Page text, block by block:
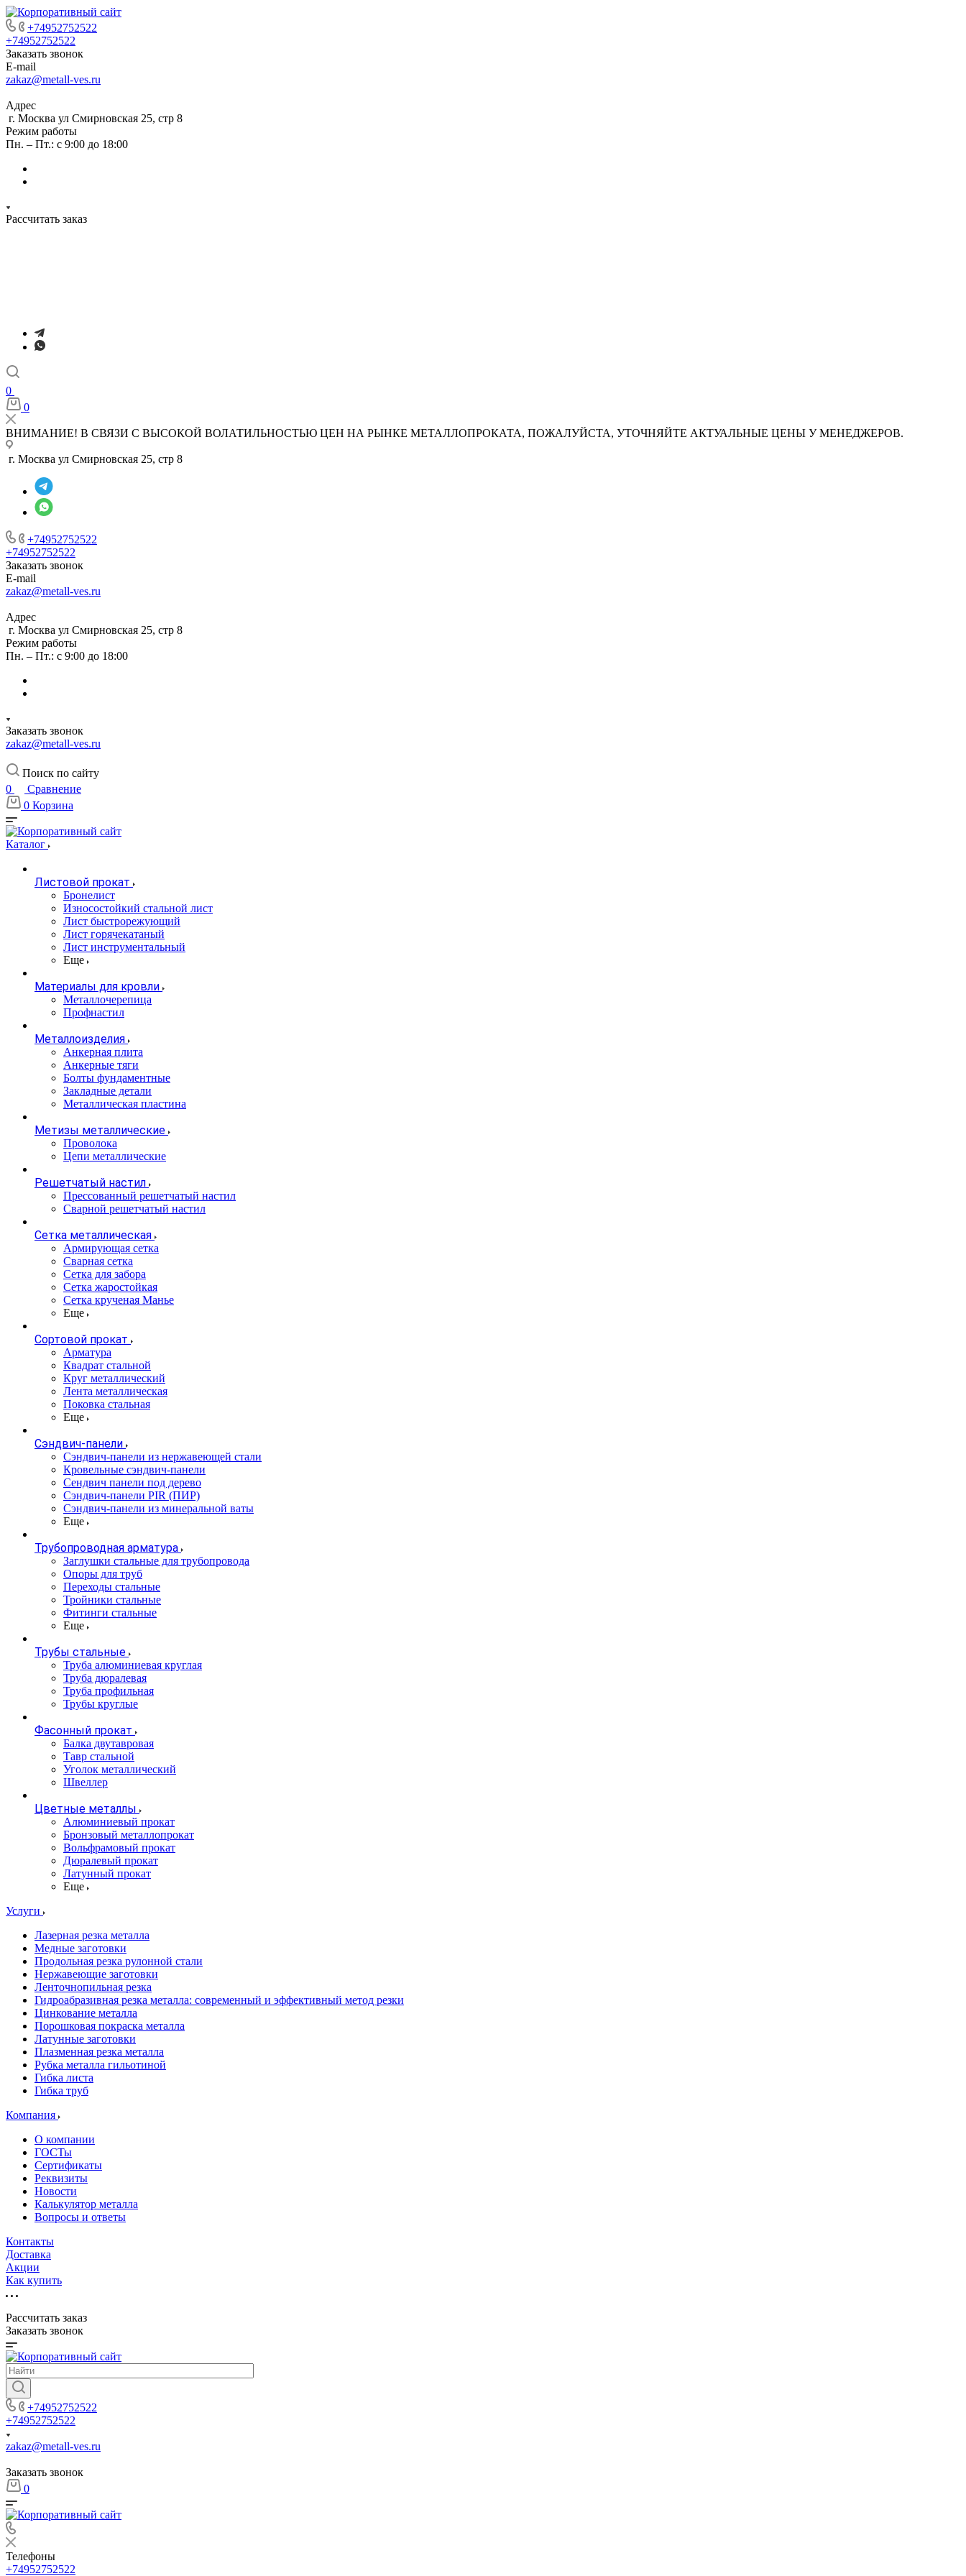
+74952752522
+74952752522
Заказать звонок
E-mail
zakaz@metall-ves.ru
Адрес
г. Москва ул Смирновская 25, стр 8
Режим работы
Пн. – Пт.: с 9:00 до 18:00
Рассчитать заказ
0
0
ВНИМАНИЕ! В СВЯЗИ С ВЫСОКОЙ ВОЛАТИЛЬНОСТЬЮ ЦЕН НА РЫНКЕ МЕТАЛЛОПРОКАТА, ПОЖАЛУЙСТА, УТОЧНЯЙТЕ АКТУАЛЬНЫЕ ЦЕНЫ У МЕНЕДЖЕРОВ.
г. Москва ул Смирновская 25, стр 8
+74952752522
+74952752522
Заказать звонок
E-mail
zakaz@metall-ves.ru
Адрес
г. Москва ул Смирновская 25, стр 8
Режим работы
Пн. – Пт.: с 9:00 до 18:00
Заказать звонок
zakaz@metall-ves.ru
Поиск по сайту
0
Сравнение
0 Корзина
Каталог
Листовой прокат
Бронелист
Износостойкий стальной лист
Лист быстрорежующий
Лист горячекатаный
Лист инструментальный
Еще
Материалы для кровли
Металлочерепица
Профнастил
Металлоизделия
Анкерная плита
Анкерные тяги
Болты фундаментные
Закладные детали
Металлическая пластина
Метизы металлические
Проволока
Цепи металлические
Решетчатый настил
Прессованный решетчатый настил
Сварной решетчатый настил
Сетка металлическая
Армирующая сетка
Сварная сетка
Сетка для забора
Сетка жаростойкая
Сетка крученая Манье
Еще
Сортовой прокат
Арматура
Квадрат стальной
Круг металлический
Лента металлическая
Поковка стальная
Еще
Сэндвич-панели
Cэндвич-панели из нержавеющей стали
Кровельные сэндвич-панели
Сендвич панели под дерево
Сэндвич-панели PIR (ПИР)
Сэндвич-панели из минеральной ваты
Еще
Трубопроводная арматура
Заглушки стальные для трубопровода
Опоры для труб
Переходы стальные
Тройники стальные
Фитинги стальные
Еще
Трубы стальные
Труба алюминиевая круглая
Труба дюралевая
Труба профильная
Трубы круглые
Фасонный прокат
Балка двутавровая
Тавр стальной
Уголок металлический
Швеллер
Цветные металлы
Алюминиевый прокат
Бронзовый металлопрокат
Вольфрамовый прокат
Дюралевый прокат
Латунный прокат
Еще
Услуги
Лазерная резка металла
Медные заготовки
Продольная резка рулонной стали
Нержавеющие заготовки
Ленточнопильная резка
Гидроабразивная резка металла: современный и эффективный метод резки
Цинкование металла
Порошковая покраска металла
Латунные заготовки
Плазменная резка металла
Рубка металла гильотиной
Гибка листа
Гибка труб
Компания
О компании
ГОСТы
Сертификаты
Реквизиты
Новости
Калькулятор металла
Вопросы и ответы
Контакты
Доставка
Акции
Как купить
Рассчитать заказ
Заказать звонок
+74952752522
+74952752522
zakaz@metall-ves.ru
Заказать звонок
0
Телефоны
+74952752522